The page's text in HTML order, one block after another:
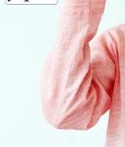
オーガニック素材
パジャマ
体型別におすすめパジ
ャマ
上着単品
について
会社概要